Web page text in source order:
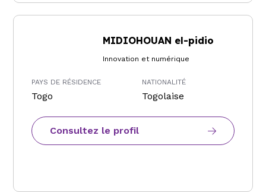
MIDIOHOUAN el-pidio
Innovation et numérique
PAYS DE RÉSIDENCE
Togo
NATIONALITÉ
Togolaise
Consultez le profil